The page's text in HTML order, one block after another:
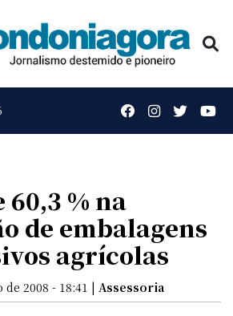
60,3 % na
de embalagens
agrícolas
2008 - 18:41 | Assessoria